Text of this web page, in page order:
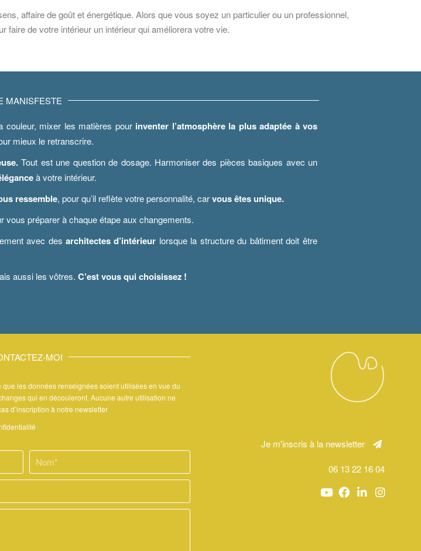
affaire de goût et énergétique. Alors que vous soyez un particulier ou un professionnel,
faire de votre intérieur un intérieur qui améliorera votre vie.
MANISFESTE
couleur, mixer les matières pour inventer l’atmosphère la plus adaptée à vos
mieux le retranscrire.
Tout est une question de dosage. Harmoniser des pièces basiques avec un
à votre intérieur.
ressemble, pour qu’il reflète votre personnalité, carvous êtes unique.
vous préparer à chaque étape aux changements.
avec des architectes d’intérieur lorsque la structure du bâtiment doit être
aussi les vôtres. C’est vous qui choisissez !
MOI
que les données renseignées soient utilisées en vue du
qui en découleront. Aucune autre utilisation ne
d’inscription à notre newsletter
Je m'inscris à la newsletter
06 13 22 16 04